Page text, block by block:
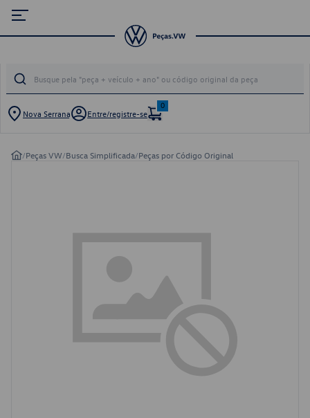
Nova Serrana Entre/registre-se
0
/Peças VW/Busca Simplificada/Peças por Código Original